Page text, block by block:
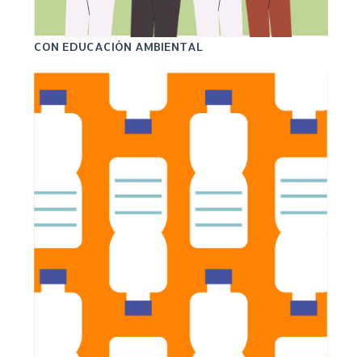
CON EDUCACIÓN AMBIENTAL